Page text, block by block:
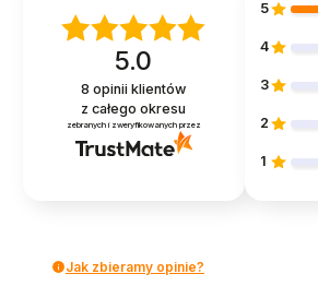
5.0
8 opinii klientów
z całego okresu
zebranych i zweryfikowanych przez
5
4
3
2
1
Jak zbieramy opinie?